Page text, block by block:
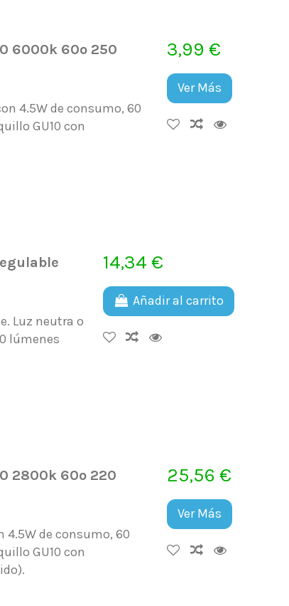
6000k 60º 250
4.5W de consumo, 60
GU10 con
3,99 €
Ver Más
Luz neutra o
lúmenes
14,34 €
Añadir al carrito
2800k 60º 220
4.5W de consumo, 60
GU10 con
25,56 €
Ver Más